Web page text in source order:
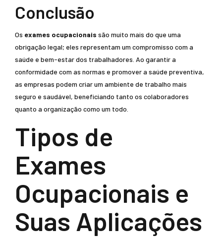
Conclusão
Os exames ocupacionais são muito mais do que uma
obrigação legal; eles representam um compromisso com a
saúde e bem-estar dos trabalhadores. Ao garantir a
conformidade com as normas e promover a saúde preventiva,
as empresas podem criar um ambiente de trabalho mais
seguro e saudável, beneficiando tanto os colaboradores
quanto a organização como um todo.
Tipos de
Exames
Ocupacionais e
Suas Aplicações